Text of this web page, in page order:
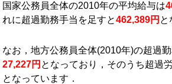
国家公務員全体の2010年の平均給与は
れに超過勤務手当を足すと462,389円 と
なお，地方公務員全体(2010年)の超過
27,227円 となっており，そのうち超過
となっています．